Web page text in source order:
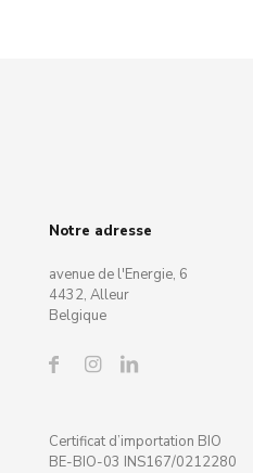
Notre adresse
avenue de l'Energie, 6
4432, Alleur
Belgique
Certificat d’importation BIO
BE-BIO-03 INS167/0212280